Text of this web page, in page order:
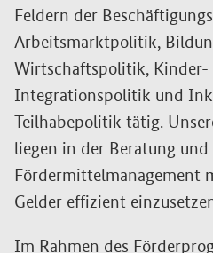
Feldern der
Arbeitsmarktpolitik,
Wirtschaftspolitik, Kinder-
Integrationspolitik und
Teilhabepolitik tätig.
liegen in der Beratung
Fördermittelmanagement
Gelder effizient
Im Rahmen des